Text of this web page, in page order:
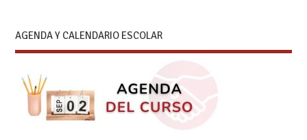
AGENDA Y CALENDARIO ESCOLAR